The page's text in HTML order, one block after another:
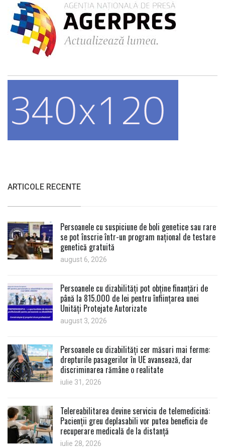
ARTICOLE RECENTE
Persoanele cu suspiciune de boli genetice sau rare
se pot înscrie într-un program național de testare
genetică gratuită
august 6, 2026
Persoanele cu dizabilități pot obține finanțări de
până la 815.000 de lei pentru înființarea unei
Unități Protejate Autorizate
august 3, 2026
Persoanele cu dizabilități cer măsuri mai ferme:
drepturile pasagerilor în UE avansează, dar
discriminarea rămâne o realitate
iulie 31, 2026
Telereabilitarea devine serviciu de telemedicină:
Pacienții greu deplasabili vor putea beneficia de
recuperare medicală de la distanță
iulie 28, 2026